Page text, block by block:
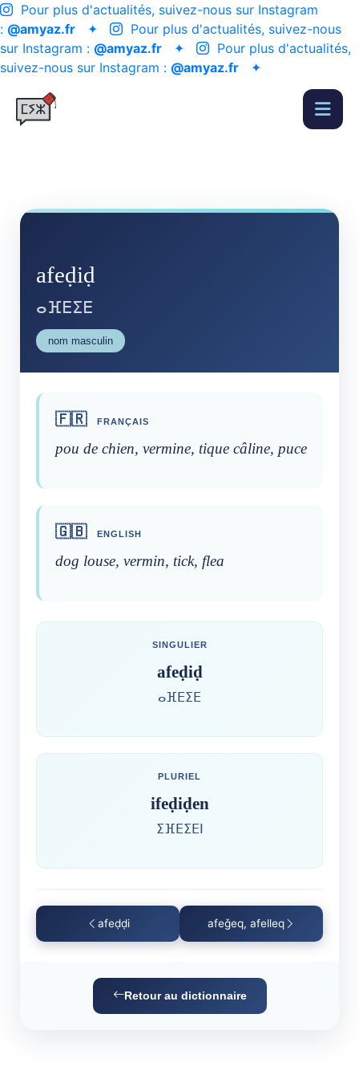
Pour plus d'actualités, suivez-nous sur Instagram
: @amyaz.fr ✦
Pour plus d'actualités, suivez-nous
sur Instagram : @amyaz.fr ✦
Pour plus d'actualités,
suivez-nous sur Instagram : @amyaz.fr ✦
afeḍiḍ
ⴰⴼⴹⵉⴹ
nom masculin
🇫🇷 FRANÇAIS
pou de chien, vermine, tique câline, puce
🇬🇧 ENGLISH
dog louse, vermin, tick, flea
SINGULIER
afeḍiḍ
ⴰⴼⴹⵉⴹ
PLURIEL
ifeḍiḍen
ⵉⴼⴹⵉⴹⵏ
afeḍḍi afeǧeq, afelleq
Retour au dictionnaire